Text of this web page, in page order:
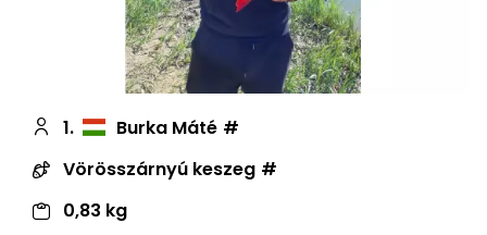
1.
Burka Máté
Vörösszárnyú keszeg
0,83 kg